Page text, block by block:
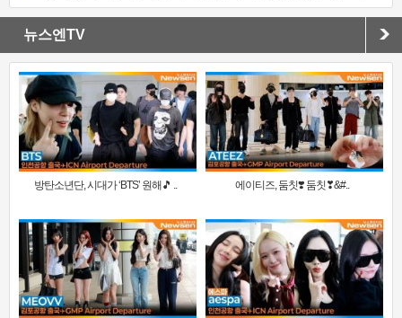
뉴스엔TV
방탄소년단, 시대가 ‘BTS’ 원해🎵 .. 에이티즈, 둠칫❣️ 둠칫❣&#..